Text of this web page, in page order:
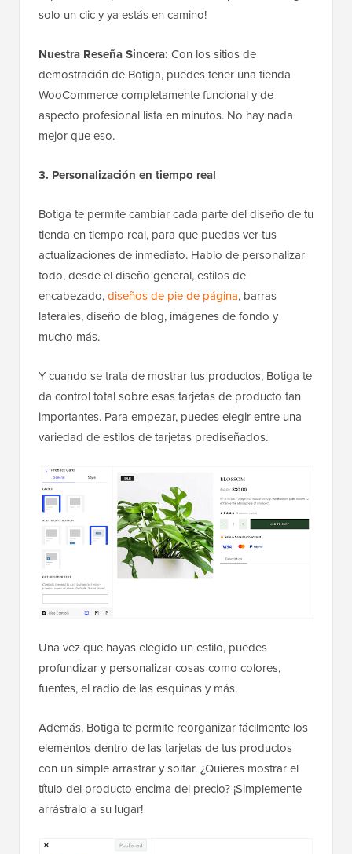
solo un clic y ya estás en camino!
Nuestra Reseña Sincera: Con los sitios de
demostración de Botiga, puedes tener una tienda
WooCommerce completamente funcional y de
aspecto profesional lista en minutos. No hay nada
mejor que eso.
3. Personalización en tiempo real
Botiga te permite cambiar cada parte del diseño de tu
tienda en tiempo real, para que puedas ver tus
actualizaciones de inmediato. Hablo de personalizar
todo, desde el diseño general, estilos de
encabezado,diseños de pie de página, barras
laterales, diseño de blog, imágenes de fondo y
mucho más.
Y cuando se trata de mostrar tus productos, Botiga te
da control total sobre esas tarjetas de producto tan
importantes. Para empezar, puedes elegir entre una
variedad de estilos de tarjetas prediseñados.
Una vez que hayas elegido un estilo, puedes
profundizar y personalizar cosas como colores,
fuentes, el radio de las esquinas y más.
Además, Botiga te permite reorganizar fácilmente los
elementos dentro de las tarjetas de tus productos
con un simple arrastrar y soltar. ¿Quieres mostrar el
título del producto encima del precio? ¡Simplemente
arrástralo a su lugar!